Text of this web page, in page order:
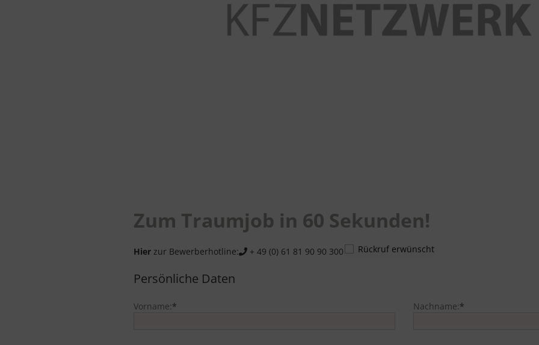
Zum Traumjob in 60 Sekunden!
Hier zur Bewerberhotline: + 49 (0) 61 81 90 90 300 Rückruf erwünscht
Persönliche Daten
Vorname:* Nachname:*